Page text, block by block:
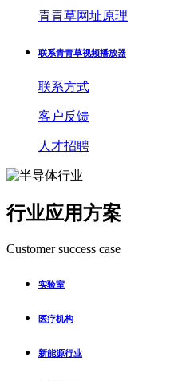
青青草网址原理
联系青青草视频播放器
联系方式
客户反馈
人才招聘
行业应用方案
Customer success case
实验室
医疗机构
新能源行业